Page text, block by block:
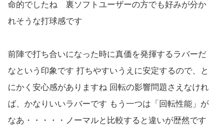
命的でしたね 裏ソフトユーザーの方でも好みが分か
れそうな打球感です
前陣で打ち合いになった時に真価を発揮するラバーだ
なという印象です 打ちやすいうえに安定するので、と
にかく安心感がありますね 回転の影響問題さえなけれ
ば、かなりいいラバーです もう一つは「回転性能」が
なあ・・・・・ノーマルと比較すると違いが歴然です